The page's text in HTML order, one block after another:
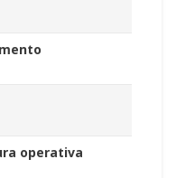
operativa